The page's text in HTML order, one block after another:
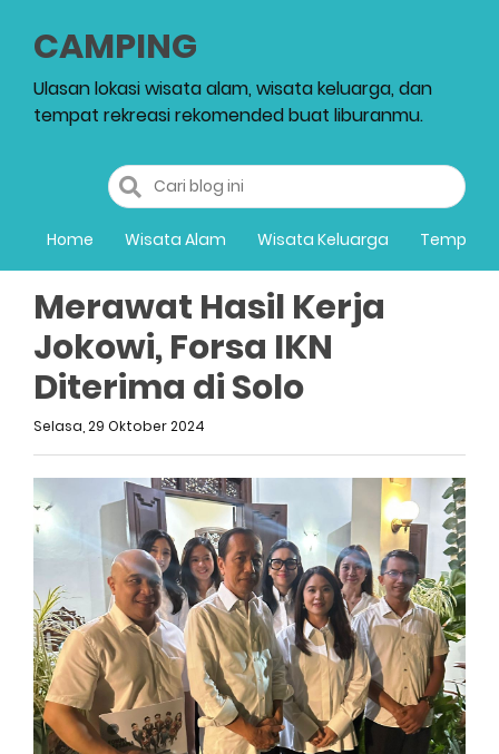
CAMPING
Ulasan lokasi wisata alam, wisata keluarga, dan
tempat rekreasi rekomended buat liburanmu.
Home Wisata Alam Wisata Keluarga Tempat
Merawat Hasil Kerja
Jokowi, Forsa IKN
Diterima di Solo
Selasa, 29 Oktober 2024